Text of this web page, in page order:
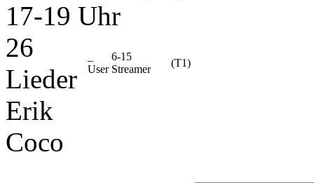
17-19 Uhr
26
Lieder
User
6-15
Streamer
(T1)
Erik
Coco